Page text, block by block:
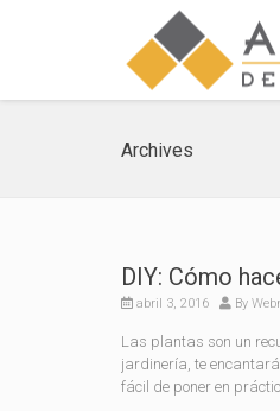
Archives
DIY: Cómo
abril 3, 2016 By
Las plantas son un
jardinería, te
fácil de poner en